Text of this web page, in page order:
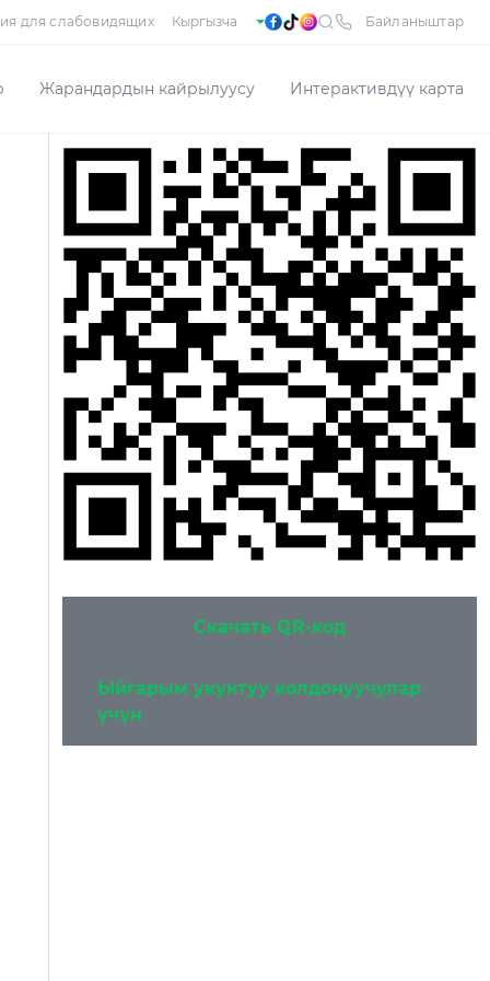
для слабовидящих Байланыштар
Жарандардын кайрылуусу Интерактивдүү карта
Скачать QR-код
Ыйгарым укуктуу колдонуучулар
үчүн